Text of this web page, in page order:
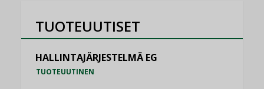
TUOTEUUTISET
HALLINTAJÄRJESTELMÄ EG
TUOTEUUTINEN